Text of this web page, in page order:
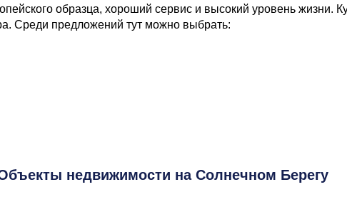
образца, хороший сервис и высокий уровень жизни.
Среди предложений тут можно выбрать:
недвижимости на Солнечном Берегу